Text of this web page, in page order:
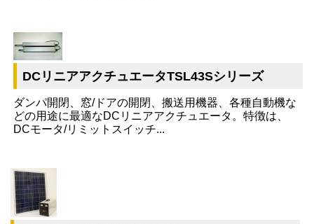
DCリニアアクチュエータTSL43Sシリーズ
ダンパ開閉、窓/ドアの開閉、搬送用機器、各種自動機な
どの用途に最適なDCリニアアクチュエータ。特徴は、
DCモータ/リミットスイッチ...